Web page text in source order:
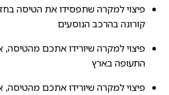
פיצוי למקרה שתפסידו את הטיסה
קורונה בהרכב הנוסעים
פיצוי למקרה שיורידו אתכם
התעופה בארץ
פיצוי למקרה שיורידו אתכם